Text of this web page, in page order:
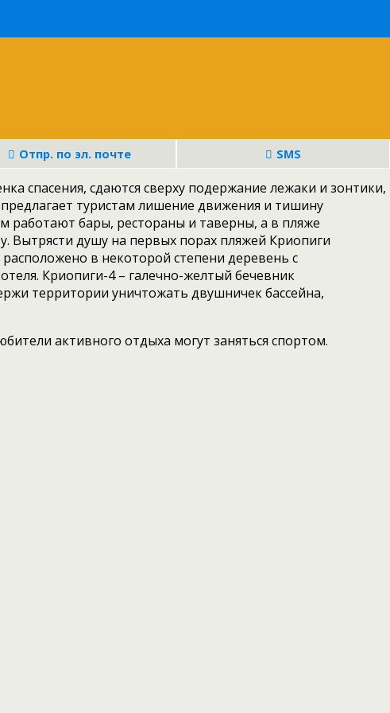
Отпр. по эл. почте SMS
спасения, сдаются сверху подержание лежаки и зонтики,
туристам лишение движения и тишину
работают бары, рестораны и таверны, а в пляже
Вытрясти душу на первых порах пляжей Криопиги
в некоторой степени деревень с
Криопиги-4 – галечно-желтый бечевник
территории уничтожать двушничек бассейна,
активного отдыха могут заняться спортом.